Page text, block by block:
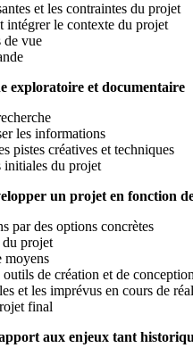
et les contraintes du projet
intégrer le contexte du projet
de vue
exploratoire et documentaire
les informations
pistes créatives et techniques
initiales du projet
un projet en fonction de
par des options concrètes
projet
moyens
de création et de conception
et les imprévus en cours de
final
aux enjeux tant